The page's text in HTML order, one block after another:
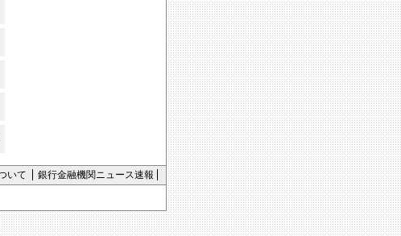
いて
銀行金融機関ニュース速報